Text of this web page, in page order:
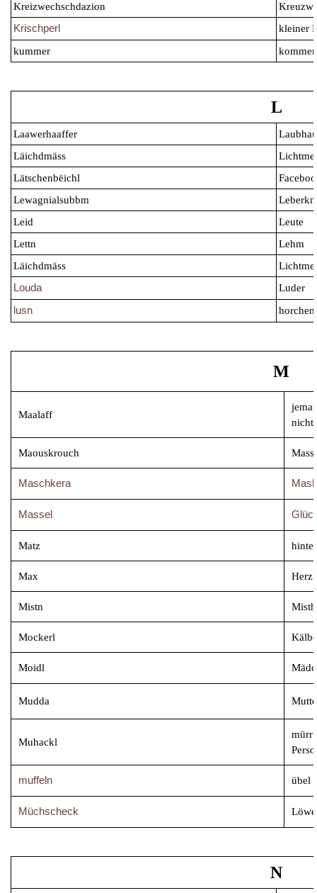
Kreizwechschdazion
Krischperl
kleiner
kummer
kommen
L
Laawerhaaffer
Läichdmäss
Lätschenbëichl
Lewagnialsubbm
Leid
Leute
Lettn
Lehm
Läichdmäss
Louda
Luder
lusn
horchen
M
Maalaff
Maouskrouch
Maschkera
Massel
Matz
Max
Mistn
Mockerl
Moidl
Mudda
Muhackl
muffeln übel
Müchscheck
N